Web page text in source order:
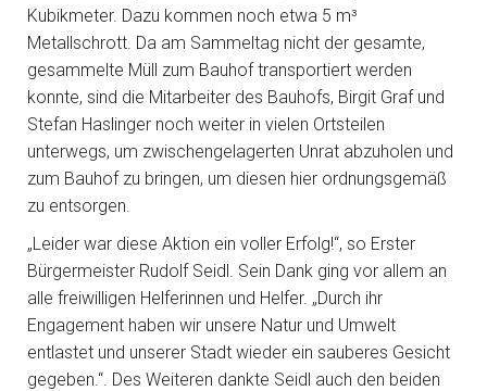
Kubikmeter. Dazu kommen noch etwa 5 m³
Metallschrott. Da am Sammeltag nicht der gesamte,
gesammelte Müll zum Bauhof transportiert werden
konnte, sind die Mitarbeiter des Bauhofs, Birgit Graf und
Stefan Haslinger noch weiter in vielen Ortsteilen
unterwegs, um zwischengelagerten Unrat abzuholen und
zum Bauhof zu bringen, um diesen hier ordnungsgemäß
zu entsorgen.
„Leider war diese Aktion ein voller Erfolg!“, so Erster
Bürgermeister Rudolf Seidl. Sein Dank ging vor allem an
alle freiwilligen Helferinnen und Helfer. „Durch ihr
Engagement haben wir unsere Natur und Umwelt
entlastet und unserer Stadt wieder ein sauberes Gesicht
gegeben.“. Des Weiteren dankte Seidl auch den beiden